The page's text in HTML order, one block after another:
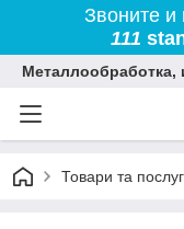
Звоните и
111
Металлообработка,
Товари та